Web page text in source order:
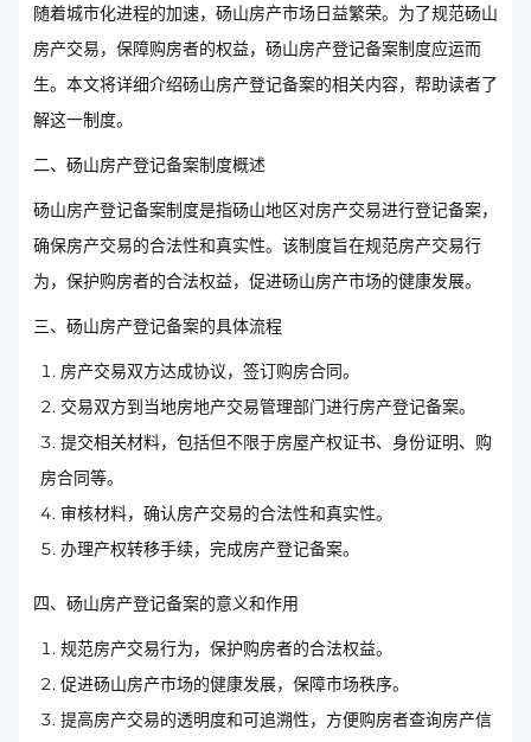
随着城市化进程的加速，砀山房产市场日益繁荣。为了规范砀山
房产交易，保障购房者的权益，砀山房产登记备案制度应运而
生。本文将详细介绍砀山房产登记备案的相关内容，帮助读者了
解这一制度。
二、砀山房产登记备案制度概述
砀山房产登记备案制度是指砀山地区对房产交易进行登记备案，
确保房产交易的合法性和真实性。该制度旨在规范房产交易行
为，保护购房者的合法权益，促进砀山房产市场的健康发展。
三、砀山房产登记备案的具体流程
房产交易双方达成协议，签订购房合同。
交易双方到当地房地产交易管理部门进行房产登记备案。
提交相关材料，包括但不限于房屋产权证书、身份证明、购
房合同等。
审核材料，确认房产交易的合法性和真实性。
办理产权转移手续，完成房产登记备案。
四、砀山房产登记备案的意义和作用
规范房产交易行为，保护购房者的合法权益。
促进砀山房产市场的健康发展，保障市场秩序。
提高房产交易的透明度和可追溯性，方便购房者查询房产信